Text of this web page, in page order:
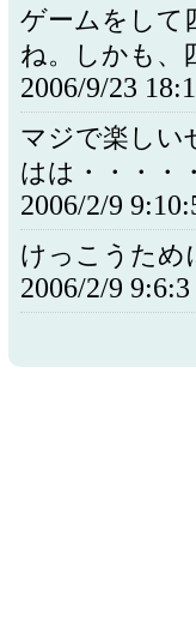
ゲームをして
ね。しかも、
2006/9/23
マジで楽しい
はは・・・・・
2006/2/9
けっこうため
2006/2/9 9:6:3